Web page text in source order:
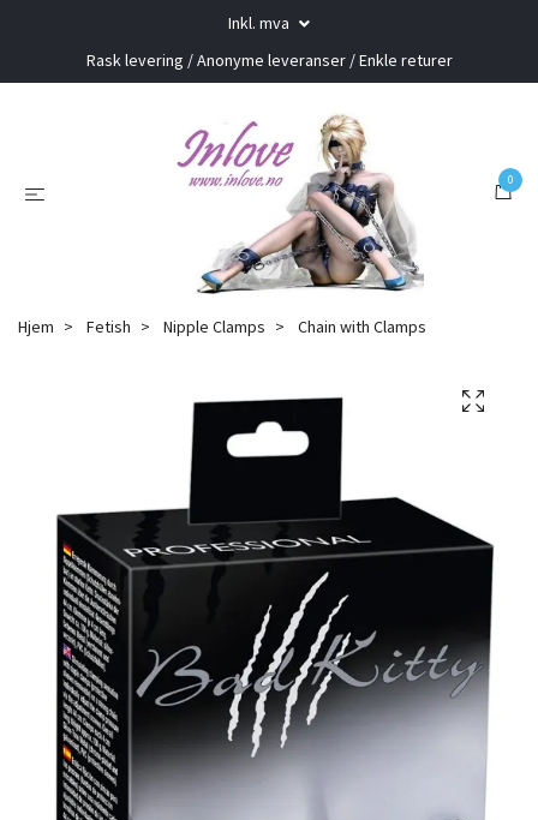
Inkl. mva
Rask levering / Anonyme leveranser / Enkle returer
0
Hjem Fetish Nipple Clamps Chain with Clamps